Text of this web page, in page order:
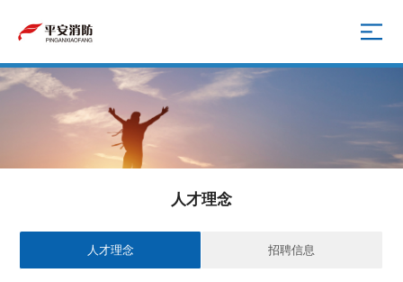
人才理念
人才理念 招聘信息